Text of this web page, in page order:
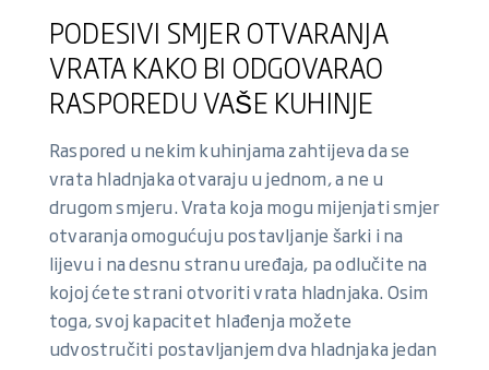
PODESIVI SMJER OTVARANJA
VRATA KAKO BI ODGOVARAO
RASPOREDU VAŠE KUHINJE
Raspored u nekim kuhinjama zahtijeva da se
vrata hladnjaka otvaraju u jednom, a ne u
drugom smjeru. Vrata koja mogu mijenjati smjer
otvaranja omogućuju postavljanje šarki i na
lijevu i na desnu stranu uređaja, pa odlučite na
kojoj ćete strani otvoriti vrata hladnjaka. Osim
toga, svoj kapacitet hlađenja možete
udvostručiti postavljanjem dva hladnjaka jedan